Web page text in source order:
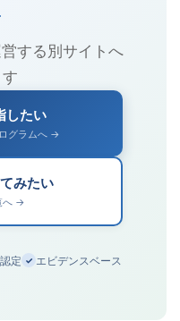
する別サイトへ
したい
グラムへ →
みたい
へ →
定 ✓ エビデンスベース